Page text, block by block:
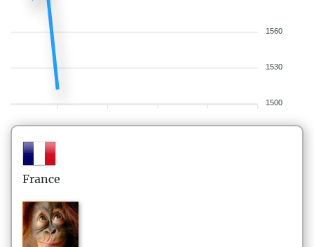
1560
1530
1500
France